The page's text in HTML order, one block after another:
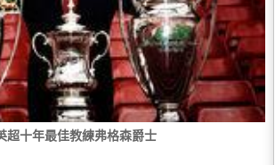
超十年最佳教練弗格森爵士